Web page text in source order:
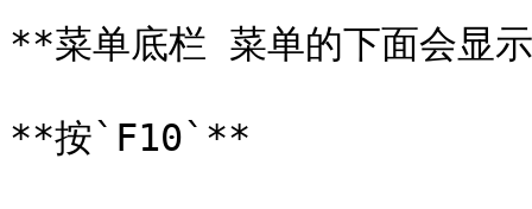
**菜单底栏 菜单的下面会显
**按`F10`**